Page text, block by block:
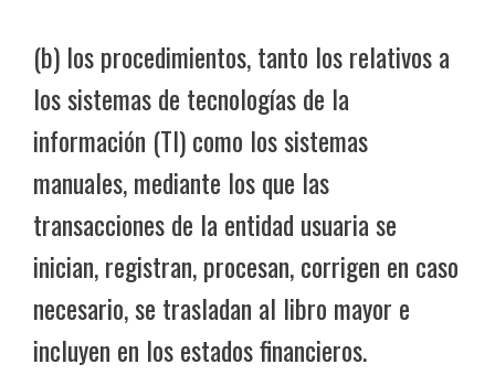
(b) los procedimientos, tanto los relativos a
los sistemas de tecnologías de la
información (TI) como los sistemas
manuales, mediante los que las
transacciones de la entidad usuaria se
inician, registran, procesan, corrigen en caso
necesario, se trasladan al libro mayor e
incluyen en los estados financieros.